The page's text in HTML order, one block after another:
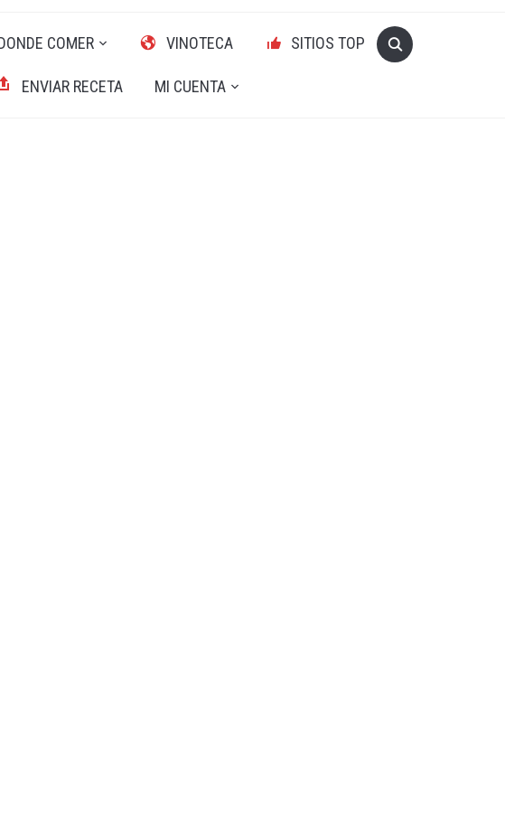
COMER VINOTECA SITIOS TOP
ENVIAR RECETA MI CUENTA